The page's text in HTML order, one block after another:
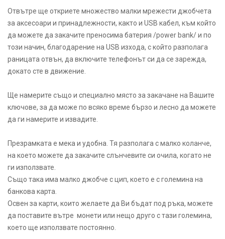
Отвътре ще откриете множество малки мрежести джобчета
за аксесоари и принадлежности, както и USB кабел, към който
да можете да закачите преносима батерия /power bank/ и по
този начин, благодарение на USB изхода, с който разполага
раницата отвън, да включите телефонът си да се зарежда,
докато сте в движение.
Ще намерите също и специално място за закачане на Вашите
ключове, за да може по всяко време бързо и лесно да можете
да ги намерите и извадите.
Презрамката е мека и удобна. Тя разполага с малко коланче,
на което можете да закачите слънчевите си очила, когато не
ги използвате.
Също така има малко джобче с цип, което е с големина на
банкова карта.
Освен за карти, които желаете да Ви бъдат под ръка, можете
да поставите вътре монети или нещо друго с тази големина,
което ще използвате постоянно.